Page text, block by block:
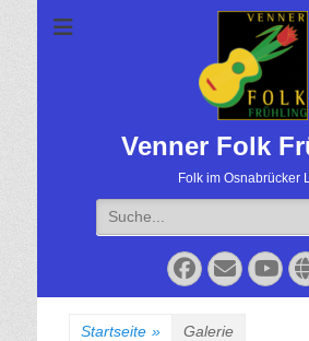
Venner Folk
Folk im Osnabrücker
Suche
für:
Facebook
Email
Startseite » Galerie